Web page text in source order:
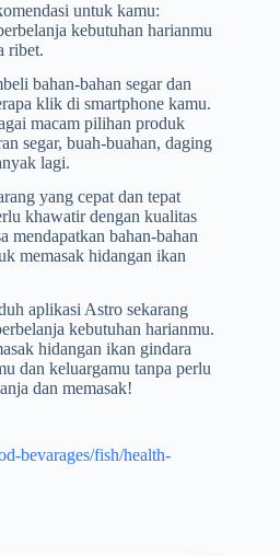
untuk kamu:
kebutuhan harianmu
ribet.
bahan-bahan segar dan
klik di smartphone kamu.
macam pilihan produk
segar, buah-buahan, daging
lagi.
yang cepat dan tepat
khawatir dengan kualitas
mendapatkan bahan-bahan
memasak hidangan ikan
aplikasi Astro sekarang
kebutuhan harianmu.
hidangan ikan gindara
dan keluargamu tanpa perlu
dan memasak!
bevarages/fish/health-